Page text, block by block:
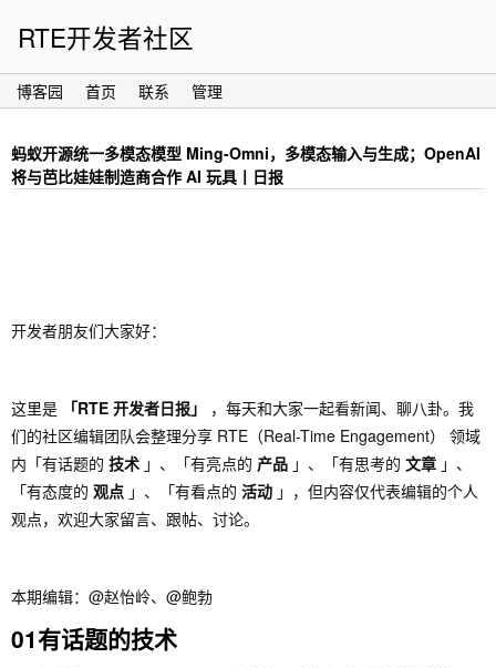
RTE开发者社区
博客园 首页 联系 管理
蚂蚁开源统一多模态模型 Ming-Omni，多模态输入与生成；OpenAI
将与芭比娃娃制造商合作 AI 玩具丨日报
开发者朋友们大家好：
这里是 「RTE 开发者日报」
，每天和大家一起看新闻、聊八卦。我
们的社区编辑团队会整理分享 RTE（Real-Time Engagement） 领域
内「有话题的 技术 」、「有亮点的 产品 」、「有思考的 文章 」、
「有态度的 观点 」、「有看点的 活动 」，但内容仅代表编辑的个人
观点，欢迎大家留言、跟帖、讨论。
本期编辑：@赵怡岭、@鲍勃
01有话题的技术